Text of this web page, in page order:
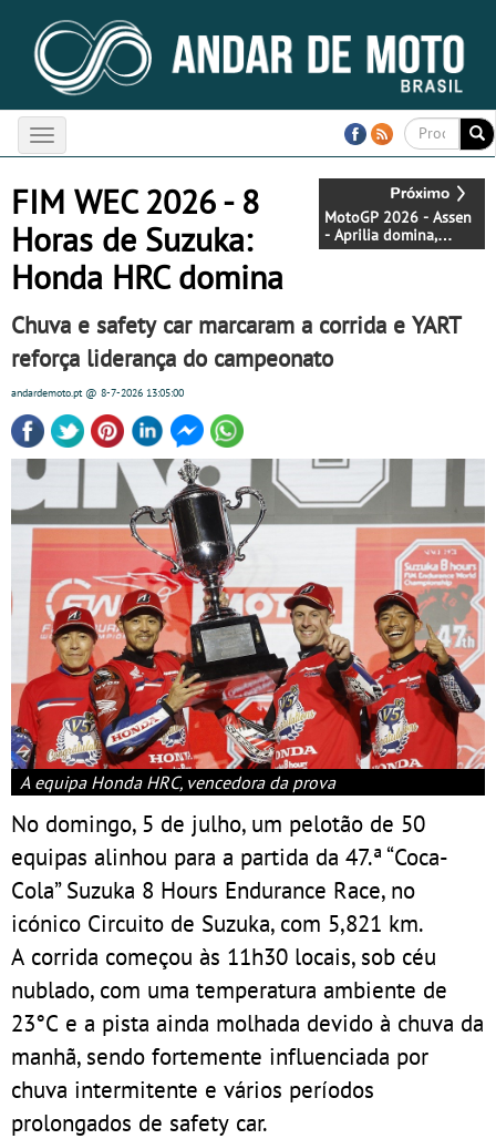
Toggle
navigation
MotoGP 2026 - Assen
- Aprilia domina,
Martin na liderança do
FIM WEC 2026 - 8
Horas de Suzuka:
Honda HRC domina
Chuva e safety car marcaram a corrida e YART
reforça liderança do campeonato
andardemoto.pt@ 8-7-2026 13:05:00
A equipa Honda HRC, vencedora da prova
No domingo, 5 de julho, um pelotão de 50
equipas alinhou para a partida da 47.ª “Coca-
Cola” Suzuka 8 Hours Endurance Race, no
icónico Circuito de Suzuka, com 5,821 km.
A corrida começou às 11h30 locais, sob céu
nublado, com uma temperatura ambiente de
23°C e a pista ainda molhada devido à chuva da
manhã, sendo fortemente influenciada por
chuva intermitente e vários períodos
prolongados de safety car.